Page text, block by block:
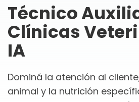
Técnico
Clínicas
IA
Dominá la atención al
animal y la nutrición